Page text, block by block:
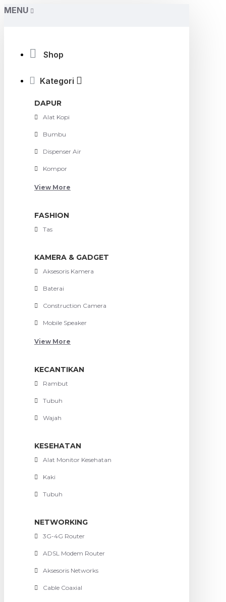
MENU
Shop
Kategori
DAPUR
Alat Kopi
Bumbu
Dispenser Air
Kompor
View More
FASHION
Tas
KAMERA & GADGET
Aksesoris Kamera
Baterai
Construction Camera
Mobile Speaker
View More
KECANTIKAN
Rambut
Tubuh
Wajah
KESEHATAN
Alat Monitor Kesehatan
Kaki
Tubuh
NETWORKING
3G-4G Router
ADSL Modem Router
Aksesoris Networks
Cable Coaxial